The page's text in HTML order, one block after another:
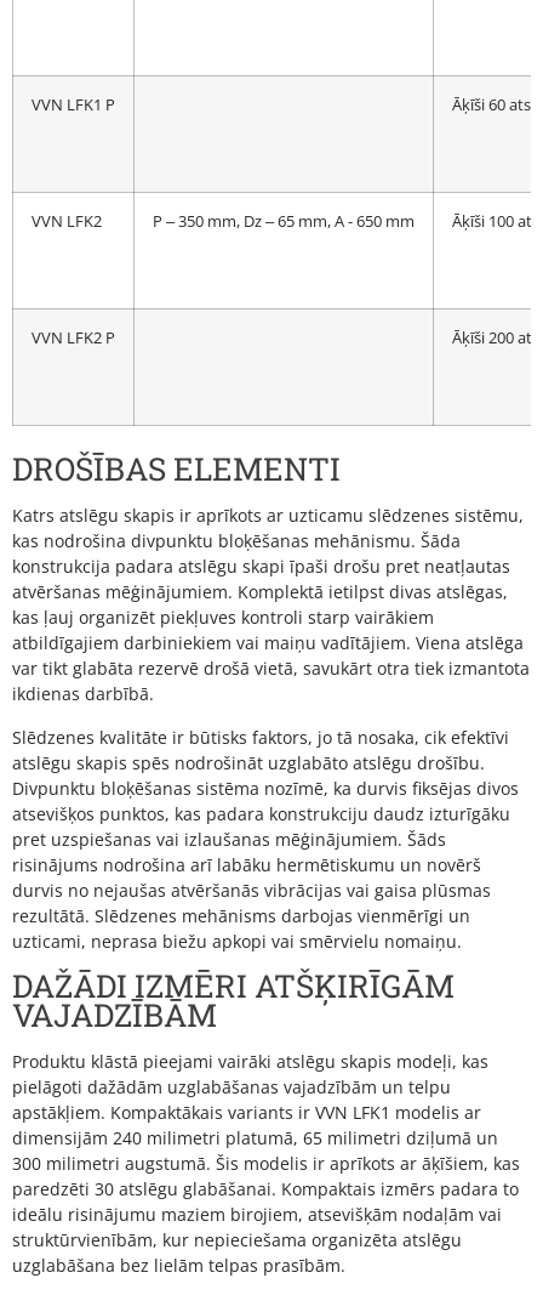
VVN LFK1 P Āķīši 60
VVN LFK2 P ‒ 350 mm, Dz ‒ 65 mm, A - 650 mm Āķīši 100
VVN LFK2 P Āķīši 200
DROŠĪBAS ELEMENTI
Katrs atslēgu skapis ir aprīkots ar uzticamu slēdzenes sistēmu,
kas nodrošina divpunktu bloķēšanas mehānismu. Šāda
konstrukcija padara atslēgu skapi īpaši drošu pret neatļautas
atvēršanas mēģinājumiem. Komplektā ietilpst divas atslēgas,
kas ļauj organizēt piekļuves kontroli starp vairākiem
atbildīgajiem darbiniekiem vai maiņu vadītājiem. Viena atslēga
var tikt glabāta rezervē drošā vietā, savukārt otra tiek izmantota
ikdienas darbībā.
Slēdzenes kvalitāte ir būtisks faktors, jo tā nosaka, cik efektīvi
atslēgu skapis spēs nodrošināt uzglabāto atslēgu drošību.
Divpunktu bloķēšanas sistēma nozīmē, ka durvis fiksējas divos
atsevišķos punktos, kas padara konstrukciju daudz izturīgāku
pret uzspiešanas vai izlaušanas mēģinājumiem. Šāds
risinājums nodrošina arī labāku hermētiskumu un novērš
durvis no nejaušas atvēršanās vibrācijas vai gaisa plūsmas
rezultātā. Slēdzenes mehānisms darbojas vienmērīgi un
uzticami, neprasa biežu apkopi vai smērvielu nomaiņu.
DAŽĀDI IZMĒRI ATŠĶIRĪGĀM
VAJADZĪBĀM
Produktu klāstā pieejami vairāki atslēgu skapis modeļi, kas
pielāgoti dažādām uzglabāšanas vajadzībām un telpu
apstākļiem. Kompaktākais variants ir VVN LFK1 modelis ar
dimensijām 240 milimetri platumā, 65 milimetri dziļumā un
300 milimetri augstumā. Šis modelis ir aprīkots ar āķīšiem, kas
paredzēti 30 atslēgu glabāšanai. Kompaktais izmērs padara to
ideālu risinājumu maziem birojiem, atsevišķām nodaļām vai
struktūrvienībām, kur nepieciešama organizēta atslēgu
uzglabāšana bez lielām telpas prasībām.